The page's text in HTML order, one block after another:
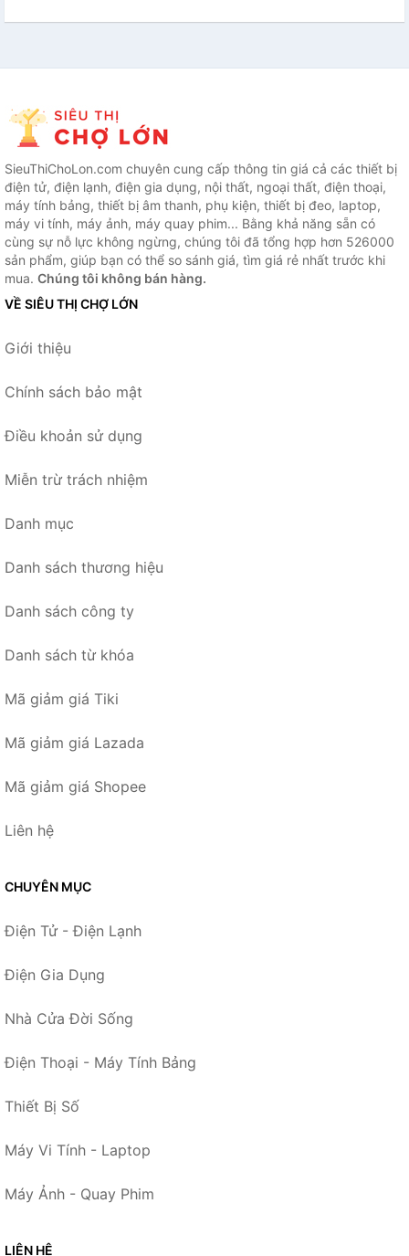
SieuThiChoLon.com chuyên cung cấp thông tin giá cả các thiết bị
điện tử, điện lạnh, điện gia dụng, nội thất, ngoại thất, điện thoại,
máy tính bảng, thiết bị âm thanh, phụ kiện, thiết bị đeo, laptop,
máy vi tính, máy ảnh, máy quay phim... Bằng khả năng sẵn có
cùng sự nỗ lực không ngừng, chúng tôi đã tổng hợp hơn 526000
sản phẩm, giúp bạn có thể so sánh giá, tìm giá rẻ nhất trước khi
mua. Chúng tôi không bán hàng.
VỀ SIÊU THỊ CHỢ LỚN
Giới thiệu
Chính sách bảo mật
Điều khoản sử dụng
Miễn trừ trách nhiệm
Danh mục
Danh sách thương hiệu
Danh sách công ty
Danh sách từ khóa
Mã giảm giá Tiki
Mã giảm giá Lazada
Mã giảm giá Shopee
Liên hệ
CHUYÊN MỤC
Điện Tử - Điện Lạnh
Điện Gia Dụng
Nhà Cửa Đời Sống
Điện Thoại - Máy Tính Bảng
Thiết Bị Số
Máy Vi Tính - Laptop
Máy Ảnh - Quay Phim
LIÊN HỆ